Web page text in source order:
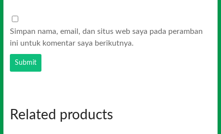
Simpan nama, email, dan situs web saya pada peramban
ini untuk komentar saya berikutnya.
Related products